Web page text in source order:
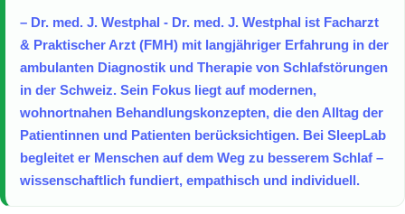
– Dr. med. J. Westphal - Dr. med. J. Westphal ist Facharzt
& Praktischer Arzt (FMH) mit langjähriger Erfahrung in der
ambulanten Diagnostik und Therapie von Schlafstörungen
in der Schweiz. Sein Fokus liegt auf modernen,
wohnortnahen Behandlungskonzepten, die den Alltag der
Patientinnen und Patienten berücksichtigen. Bei SleepLab
begleitet er Menschen auf dem Weg zu besserem Schlaf –
wissenschaftlich fundiert, empathisch und individuell.